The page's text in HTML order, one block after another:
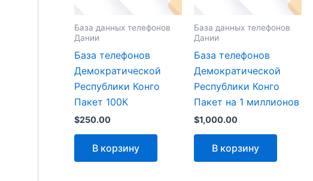
База данных телефонов
Дании
База телефонов
Демократической
Республики Конго
Пакет 100К
$250.00
В корзину
База данных телефонов
Дании
База телефонов
Демократической
Республики Конго
Пакет на 1 миллионов
$1,000.00
В корзину